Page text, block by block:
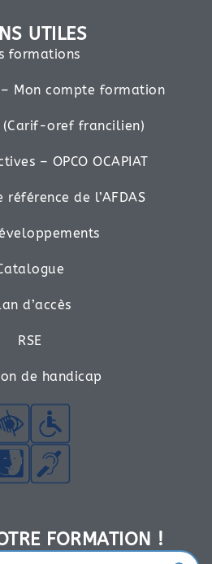
UTILES
formations
– Mon compte formation
oref francilien)
– OPCO OCAPIAT
de l’AFDAS
d’accès
RSE
de handicap
FORMATION !​